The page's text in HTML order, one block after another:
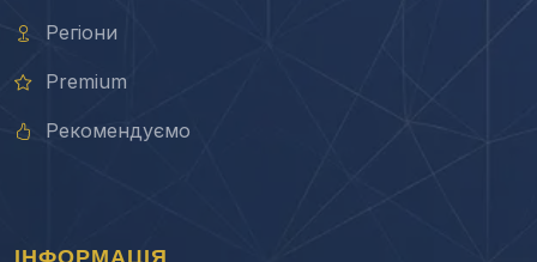
Регіони
Premium
Рекомендуємо